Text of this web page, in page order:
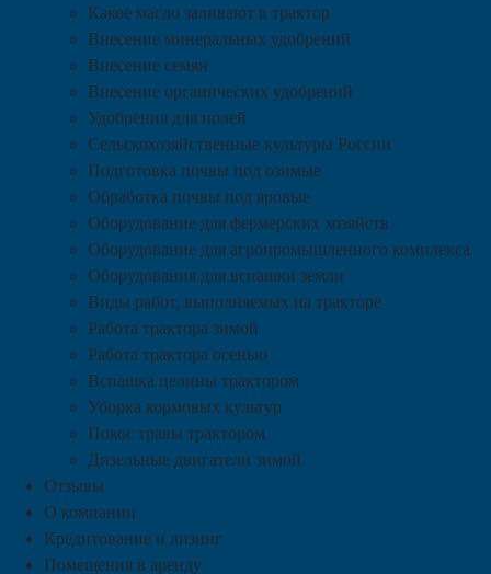
Какое масло заливают в трактор
Внесение минеральных удобрений
Внесение семян
Внесение органических удобрений
Удобрения для полей
Сельскохозяйственные культуры России
Подготовка почвы под озимые
Обработка почвы под яровые
Оборудование для фермерских хозяйств
Оборудование для агропромышленного комплекса
Оборудования для вспашки земли
Виды работ, выполняемых на тракторе
Работа трактора зимой
Работа трактора осенью
Вспашка целины трактором
Уборка кормовых культур
Покос травы трактором
Дизельные двигатели зимой
Отзывы
О компании
Кредитование и лизинг
Помещения в аренду